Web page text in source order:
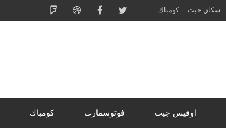
سكان جيت كومباك
اوفيس جيت فوتوسمارت كومباك